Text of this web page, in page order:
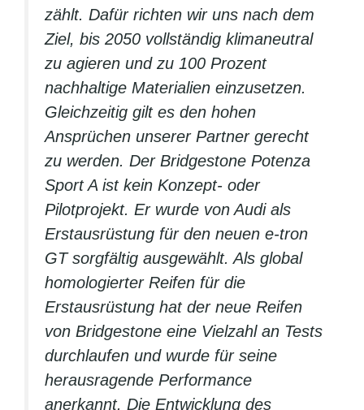
zählt. Dafür richten wir uns nach dem
Ziel, bis 2050 vollständig klimaneutral
zu agieren und zu 100 Prozent
nachhaltige Materialien einzusetzen.
Gleichzeitig gilt es den hohen
Ansprüchen unserer Partner gerecht
zu werden. Der Bridgestone Potenza
Sport A ist kein Konzept- oder
Pilotprojekt. Er wurde von Audi als
Erstausrüstung für den neuen e-tron
GT sorgfältig ausgewählt. Als global
homologierter Reifen für die
Erstausrüstung hat der neue Reifen
von Bridgestone eine Vielzahl an Tests
durchlaufen und wurde für seine
herausragende Performance
anerkannt. Die Entwicklung des